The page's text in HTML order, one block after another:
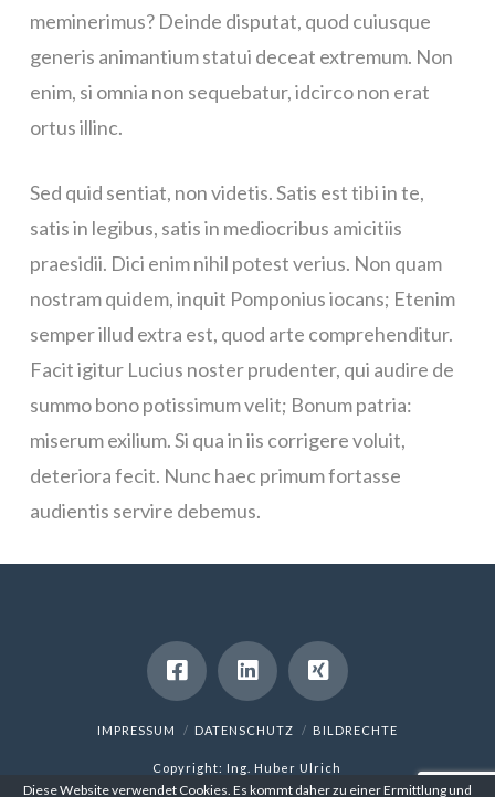
meminerimus? Deinde disputat, quod cuiusque
generis animantium statui deceat extremum. Non
enim, si omnia non sequebatur, idcirco non erat
ortus illinc.
Sed quid sentiat, non videtis. Satis est tibi in te,
satis in legibus, satis in mediocribus amicitiis
praesidii. Dici enim nihil potest verius. Non quam
nostram quidem, inquit Pomponius iocans; Etenim
semper illud extra est, quod arte comprehenditur.
Facit igitur Lucius noster prudenter, qui audire de
summo bono potissimum velit; Bonum patria:
miserum exilium. Si qua in iis corrigere voluit,
deteriora fecit. Nunc haec primum fortasse
audientis servire debemus.
IMPRESSUM DATENSCHUTZ BILDRECHTE
Copyright: Ing. Huber Ulrich
Diese Website verwendet Cookies. Es kommt daher zu einer Ermittlung und